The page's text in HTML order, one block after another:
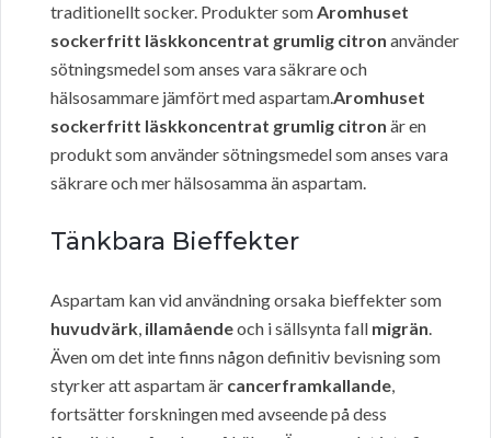
traditionellt socker. Produkter somAromhuset
sockerfritt läskkoncentrat grumlig citron använder
sötningsmedel som anses vara säkrare och
hälsosammare jämfört med aspartam.Aromhuset
sockerfritt läskkoncentrat grumlig citron är en
produkt som använder sötningsmedel som anses vara
säkrare och mer hälsosamma än aspartam.
Tänkbara Bieffekter
Aspartam kan vid användning orsaka bieffekter som
huvudvärk, illamåendeoch i sällsynta fall migrän.
Även om det inte finns någon definitiv bevisning som
styrker att aspartam är cancerframkallande,
fortsätter forskningen med avseende på dess